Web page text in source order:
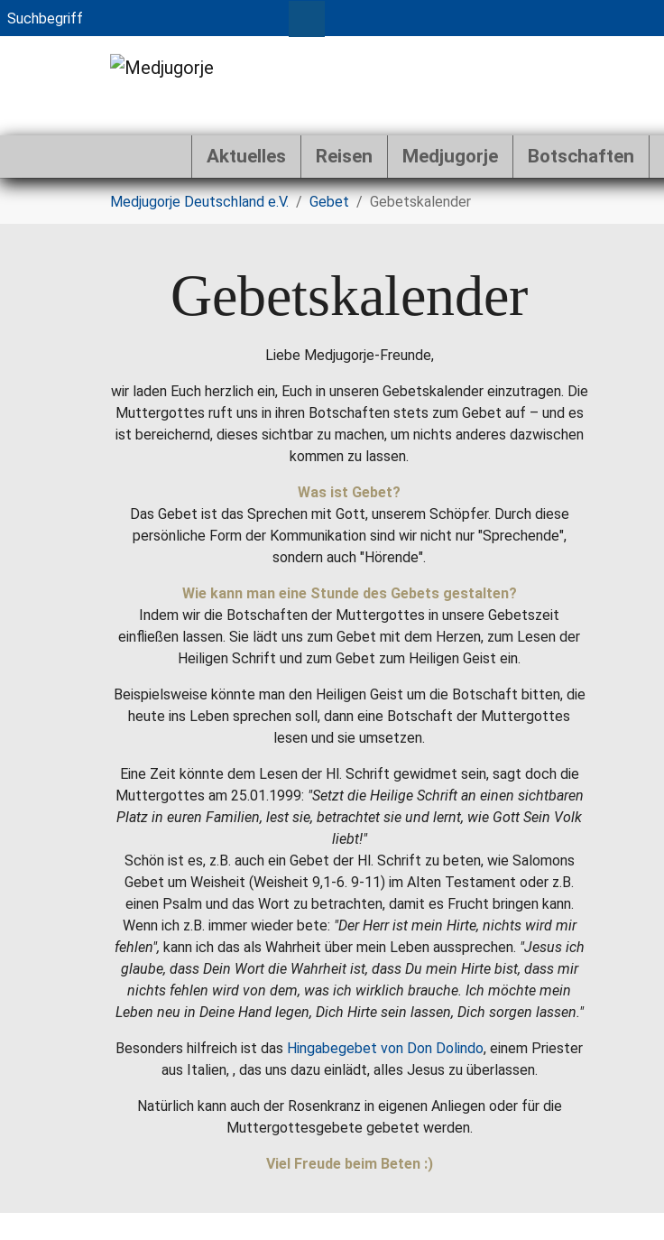
Zum Hauptinhalt springen
Aktuelles Reisen Medjugorje Botschaften
Sie sind hier:
Medjugorje Deutschland e.V. Gebet Gebetskalender
Gebetskalender
Liebe Medjugorje-Freunde,
wir laden Euch herzlich ein, Euch in unseren Gebetskalender einzutragen. Die
Muttergottes ruft uns in ihren Botschaften stets zum Gebet auf – und es
ist bereichernd, dieses sichtbar zu machen, um nichts anderes dazwischen
kommen zu lassen.
Was ist Gebet?
Das Gebet ist das Sprechen mit Gott, unserem Schöpfer. Durch diese
persönliche Form der Kommunikation sind wir nicht nur "Sprechende",
sondern auch "Hörende".
Wie kann man eine Stunde des Gebets gestalten?
Indem wir die Botschaften der Muttergottes in unsere Gebetszeit
einfließen lassen. Sie lädt uns zum Gebet mit dem Herzen, zum Lesen der
Heiligen Schrift und zum Gebet zum Heiligen Geist ein.
Beispielsweise könnte man den Heiligen Geist um die Botschaft bitten, die
heute ins Leben sprechen soll, dann eine Botschaft der Muttergottes
lesen und sie umsetzen.
Eine Zeit könnte dem Lesen der Hl. Schrift gewidmet sein, sagt doch die
Muttergottes am 25.01.1999: "Setzt die Heilige Schrift an einen sichtbaren
Platz in euren Familien, lest sie, betrachtet sie und lernt, wie Gott Sein Volk
liebt!"
Schön ist es, z.B. auch ein Gebet der Hl. Schrift zu beten, wie Salomons
Gebet um Weisheit (Weisheit 9,1-6. 9-11) im Alten Testament oder z.B.
einen Psalm und das Wort zu betrachten, damit es Frucht bringen kann.
Wenn ich z.B. immer wieder bete: "Der Herr ist mein Hirte, nichts wird mir
fehlen", kann ich das als Wahrheit über mein Leben aussprechen. "Jesus ich
glaube, dass Dein Wort die Wahrheit ist, dass Du mein Hirte bist, dass mir
nichts fehlen wird von dem, was ich wirklich brauche. Ich möchte mein
Leben neu in Deine Hand legen, Dich Hirte sein lassen, Dich sorgen lassen."
Besonders hilfreich ist das Hingabegebet von Don Dolindo, einem Priester
aus Italien, , das uns dazu einlädt, alles Jesus zu überlassen.
Natürlich kann auch der Rosenkranz in eigenen Anliegen oder für die
Muttergottesgebete gebetet werden.
Viel Freude beim Beten :)